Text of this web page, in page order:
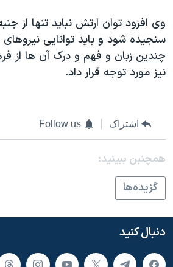
وی افزود توان ارتش نباید تنها از
سنجیده شود و باید توانایی
چندین زبان و فهم و درک آن ها از
نیز مورد توجه قرار داد.
اشتراک Follow us
همچنبن ببینید:
گزيده‌ها
دنبال کنید